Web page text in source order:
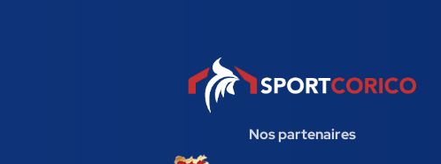
Nos partenaires